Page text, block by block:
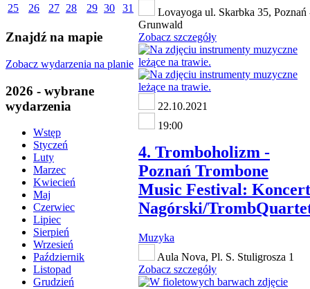
25
26 27 28 29 30 31
Znajdź na mapie
Zobacz wydarzenia na planie
2026 - wybrane
wydarzenia
Wstęp
Styczeń
Luty
Marzec
Kwiecień
Maj
Czerwiec
Lipiec
Sierpień
Wrzesień
Październik
Listopad
Grudzień
Lovayoga ul. Skarbka 35, Poznań
Grunwald
Zobacz szczegóły
22.10.2021
19:00
4. Tromboholizm -
Poznań Trombone
Music Festival: Koncert
Nagórski/
Muzyka
Aula Nova, Pl. S. Stuligrosza 1
Zobacz szczegóły